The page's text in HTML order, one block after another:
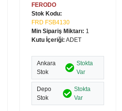
FERODO
Stok Kodu:
FRD FSB4130
Min Sipariş Miktarı: 1
Kutu İçeriği: ADET
Ankara
Stok
Stokta
Var
Depo
Stok
Stokta
Var